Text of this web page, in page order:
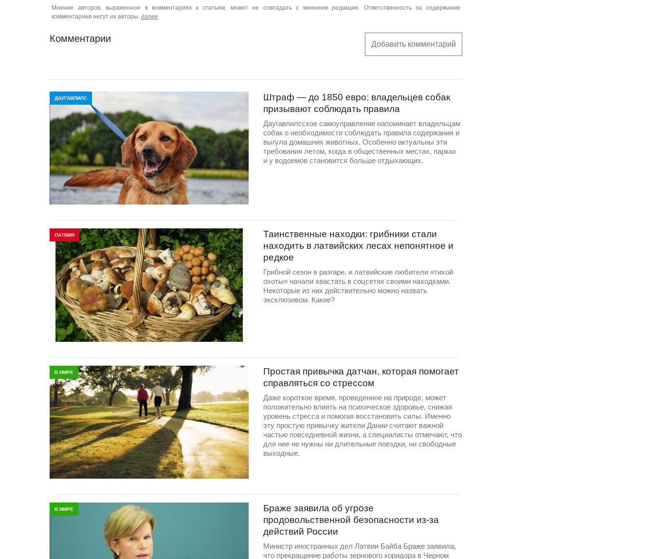
Мнение авторов, выраженное в комментариях к статьям, может не совпадать с мнением редакции. Ответственность за содержание
комментариев несут их авторы. далее
Комментарии
Добавить комментарий
ДАУГАВПИЛС
Штраф — до 1850 евро: владельцев собак
призывают соблюдать правила
Даугавпилсское самоуправление напоминает владельцам
собак о необходимости соблюдать правила содержания и
выгула домашних животных. Особенно актуальны эти
требования летом, когда в общественных местах, парках
и у водоемов становится больше отдыхающих.
ЛАТВИЯ
Таинственные находки: грибники стали
находить в латвийских лесах непонятное и
редкое
Грибной сезон в разгаре, и латвийские любители «тихой
охоты» начали хвастать в соцсетях своими находками.
Некоторые из них действительно можно назвать
эксклюзивом. Какие?
В МИРЕ
Простая привычка датчан, которая помогает
справляться со стрессом
Даже короткое время, проведенное на природе, может
положительно влиять на психическое здоровье, снижая
уровень стресса и помогая восстановить силы. Именно
эту простую привычку жители Дании считают важной
частью повседневной жизни, а специалисты отмечают, что
для нее не нужны ни длительные поездки, ни свободные
выходные.
В МИРЕ
Браже заявила об угрозе
продовольственной безопасности из-за
действий России
Министр иностранных дел Латвии Байба Браже заявила,
что прекращение работы зернового коридора в Черном